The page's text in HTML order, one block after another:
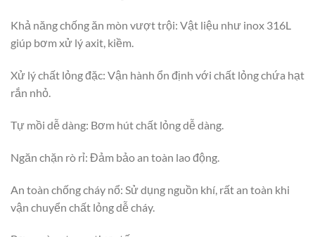
Khả năng chống ăn mòn vượt trội: Vật liệu như inox 316L
giúp bơm xử lý axit, kiềm.
Xử lý chất lỏng đặc: Vận hành ổn định với chất lỏng chứa hạt
rắn nhỏ.
Tự mồi dễ dàng: Bơm hút chất lỏng dễ dàng.
Ngăn chặn rò rỉ: Đảm bảo an toàn lao động.
An toàn chống cháy nổ: Sử dụng nguồn khí, rất an toàn khi
vận chuyển chất lỏng dễ cháy.